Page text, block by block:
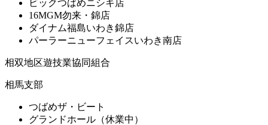
ビックつばめニシキ店
16MGM勿来・錦店
ダイナム福島いわき錦店
パーラーニューフェイスいわき南店
相双地区遊技業協同組合
相馬支部
つばめザ・ビート
グランドホール（休業中）